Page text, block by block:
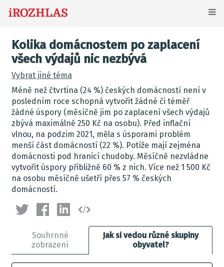
Kolika domácnostem po zaplacení
všech výdajů nic nezbývá
Vybrat jiné téma
Méně než čtvrtina (24 %) českých domácností není v
posledním roce schopná vytvořit žádné či téměř
žádné úspory (měsíčně jim po zaplacení všech výdajů
zbývá maximálně 250 Kč na osobu). Před inflační
vlnou, na podzim 2021, měla s úsporami problém
menší část domácností (22 %). Potíže mají zejména
domácnosti pod hranicí chudoby. Měsíčně nezvládne
vytvořit úspory přibližně 60 % z nich. Více než 1 500 Kč
na osobu měsíčně ušetří přes 57 % českých
domácností.
Souhrnné
zobrazení
Jak si vedou různé skupiny
obyvatel?